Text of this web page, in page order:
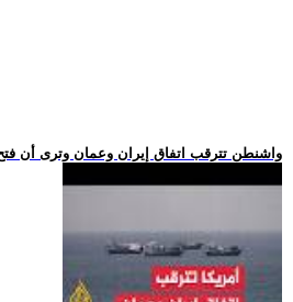
.. واشنطن تترقب اتفاق إيران وعمان وترى أن